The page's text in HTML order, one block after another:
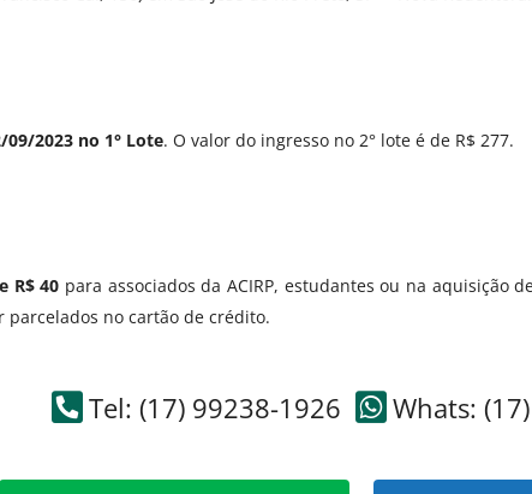
2023 no 1° Lote. O valor do ingresso no 2° lote é de R$ 277.
R$ 40 para associados da ACIRP, estudantes ou na aquisição
parcelados no cartão de crédito.
Tel: (17) 99238-1926 Whats: